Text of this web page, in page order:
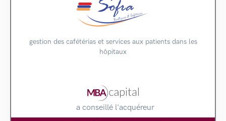
gestion des cafétérias et services aux patients dans les
hôpitaux
a conseillé l'acquéreur